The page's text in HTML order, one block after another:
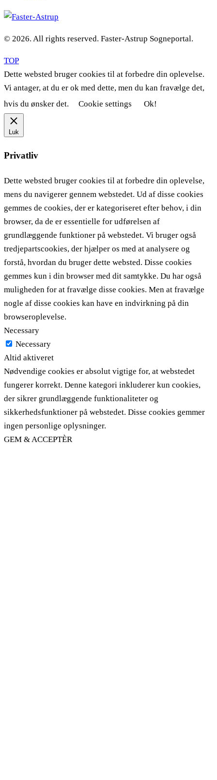
© 2026. All rights reserved. Faster-Astrup Sogneportal.
TOP
Dette websted bruger cookies til at forbedre din oplevelse.
Vi antager, at du er ok med dette, men du kan fravælge det,
hvis du ønsker det.
Cookie settings Ok!
Luk
Privatliv
Dette websted bruger cookies til at forbedre din oplevelse,
mens du navigerer gennem webstedet. Ud af disse cookies
gemmes de cookies, der er kategoriseret efter behov, i din
browser, da de er essentielle for udførelsen af ​​
grundlæggende funktioner på webstedet. Vi bruger også
tredjepartscookies, der hjælper os med at analysere og
forstå, hvordan du bruger dette websted. Disse cookies
gemmes kun i din browser med dit samtykke. Du har også
muligheden for at fravælge disse cookies. Men at fravælge
nogle af disse cookies kan have en indvirkning på din
browseroplevelse.
Necessary
Necessary
Altid aktiveret
Nødvendige cookies er absolut vigtige for, at webstedet
fungerer korrekt. Denne kategori inkluderer kun cookies,
der sikrer grundlæggende funktionaliteter og
sikkerhedsfunktioner på webstedet. Disse cookies gemmer
ingen personlige oplysninger.
GEM & ACCEPTÈR